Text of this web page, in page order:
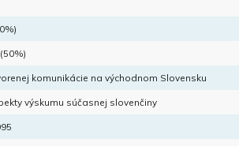
komunikácie na východnom Slovensku
výskumu súčasnej slovenčiny